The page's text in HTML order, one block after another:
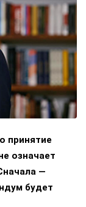
принятие
означает
—
будет